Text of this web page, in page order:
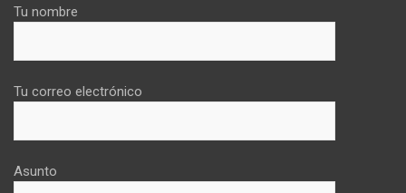
Tu nombre
Tu correo electrónico
Asunto